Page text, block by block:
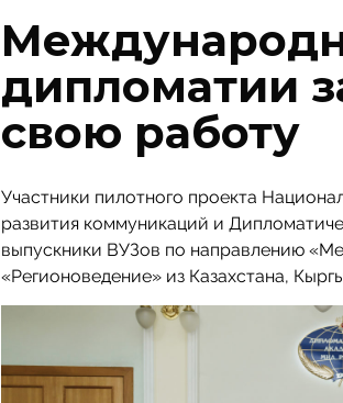
дипломатии
свою работу
Участники пилотного проекта
развития коммуникаций и
выпускники ВУЗов по направлению
«Регионоведение» из Казахстана,